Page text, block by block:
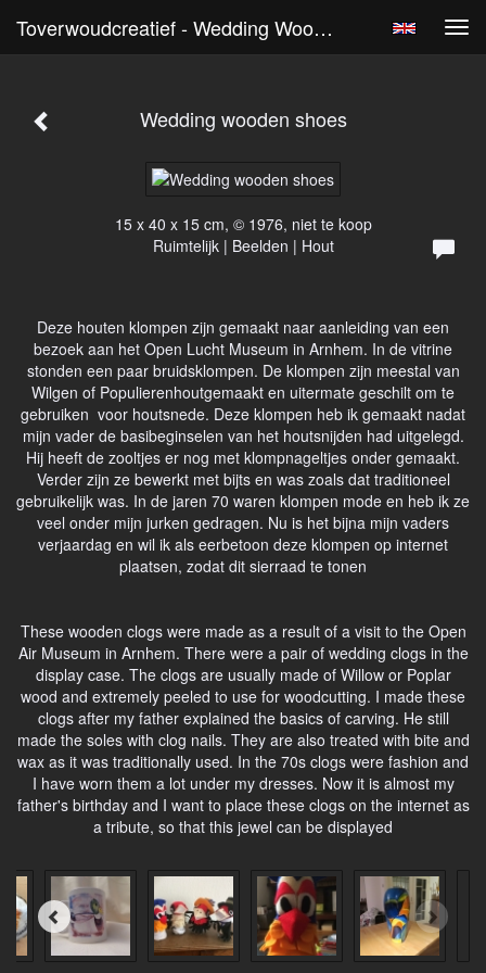
Toverwoudcreatief - Wedding Wooden Shoes
Wedding wooden shoes
15 x 40 x 15 cm, © 1976, niet te koop
Ruimtelijk | Beelden | Hout
Deze houten klompen zijn gemaakt naar aanleiding van een
bezoek aan het Open Lucht Museum in Arnhem. In de vitrine
stonden een paar bruidsklompen. De klompen zijn meestal van
Wilgen of Populierenhoutgemaakt en uitermate geschilt om te
gebruiken voor houtsnede. Deze klompen heb ik gemaakt nadat
mijn vader de basibeginselen van het houtsnijden had uitgelegd.
Hij heeft de zooltjes er nog met klompnageltjes onder gemaakt.
Verder zijn ze bewerkt met bijts en was zoals dat traditioneel
gebruikelijk was. In de jaren 70 waren klompen mode en heb ik ze
veel onder mijn jurken gedragen. Nu is het bijna mijn vaders
verjaardag en wil ik als eerbetoon deze klompen op internet
plaatsen, zodat dit sierraad te tonen
These wooden clogs were made as a result of a visit to the Open
Air Museum in Arnhem. There were a pair of wedding clogs in the
display case. The clogs are usually made of Willow or Poplar
wood and extremely peeled to use for woodcutting. I made these
clogs after my father explained the basics of carving. He still
made the soles with clog nails. They are also treated with bite and
wax as it was traditionally used. In the 70s clogs were fashion and
I have worn them a lot under my dresses. Now it is almost my
father's birthday and I want to place these clogs on the internet as
a tribute, so that this jewel can be displayed